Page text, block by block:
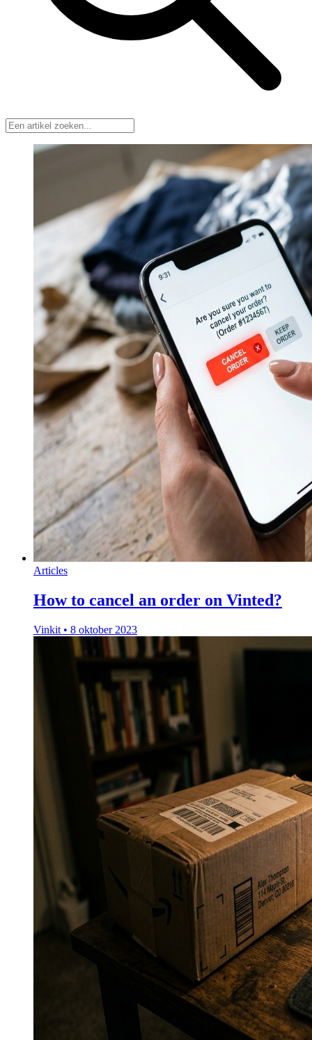
Articles
How to cancel an order on Vinted?
Vinkit • 8 oktober 2023